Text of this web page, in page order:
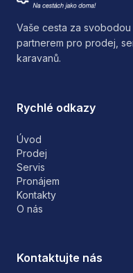
Vaše cesta za
partnerem pro prodej,
karavanů.
Rychlé odkazy
Úvod
Prodej
Servis
Pronájem
Kontakty
O nás
Kontaktujte nás